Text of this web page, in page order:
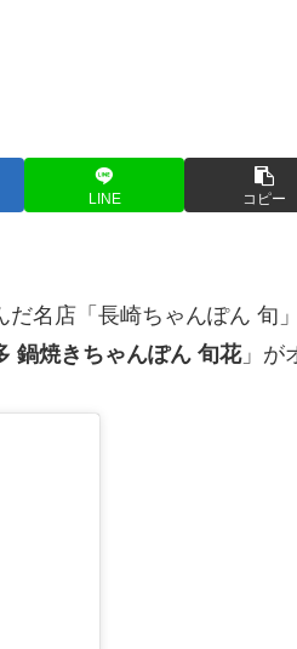
LINE コピー
名店「長崎ちゃんぽん 旬
鍋焼きちゃんぽん 旬花」が